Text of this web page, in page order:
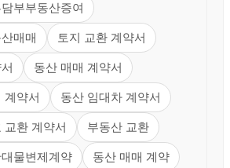
부부동산증여
매매 토지 교환 계약서
동산 매매 계약서
계약서 동산 임대차 계약서
교환 계약서 부동산 교환
물변제계약 동산 매매 계약